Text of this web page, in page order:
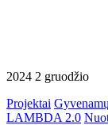
2024 2 gruodžio
Projektai
LAMBDA 2.0